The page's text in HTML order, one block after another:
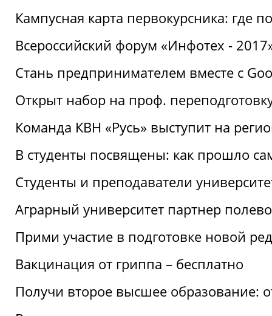
Кампусная карта первокурсника: где
Всероссийский форум «Инфотех -
Стань предпринимателем вместе с
Открыт набор на проф.
Команда КВН «Русь» выступит на
В студенты посвящены: как прошло
Студенты и преподаватели
Аграрный университет партнер
Прими участие в подготовке новой
Вакцинация от гриппа – бесплатно
Получи второе высшее образование: